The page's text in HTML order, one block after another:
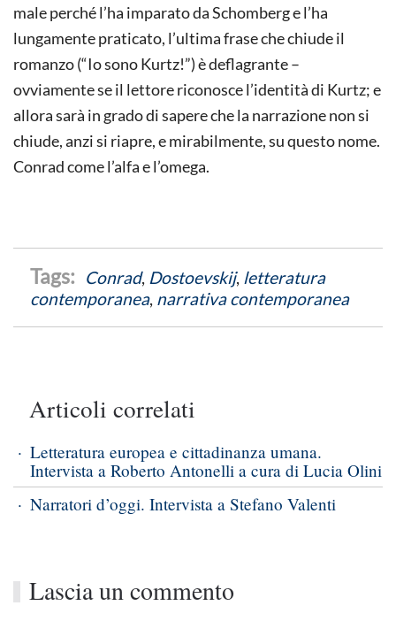
male perché l’ha imparato da Schomberg e l’ha
lungamente praticato, l’ultima frase che chiude il
romanzo (“Io sono Kurtz!”) è deflagrante –
ovviamente se il lettore riconosce l’identità di Kurtz; e
allora sarà in grado di sapere che la narrazione non si
chiude, anzi si riapre, e mirabilmente, su questo nome.
Conrad come l’alfa e l’omega.
Conrad, Dostoevskij, letteratura
contemporanea, narrativa contemporanea
Articoli correlati
Letteratura europea e cittadinanza umana.
Intervista a Roberto Antonelli a cura di Lucia Olini
Narratori d’oggi. Intervista a Stefano Valenti
Lascia un commento